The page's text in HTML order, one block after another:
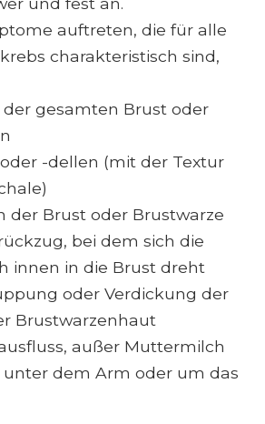
auftreten, die für alle
charakteristisch sind,
gesamten Brust oder
-dellen (mit der Textur
der Brust oder Brustwarze
bei dem sich die
innen in die Brust dreht
oder Verdickung der
Brustwarzenhaut
außer Muttermilch
unter dem Arm oder um das